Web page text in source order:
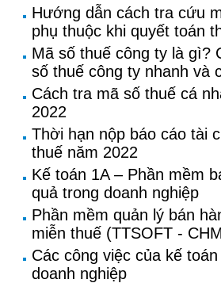
Hướng dẫn cách tra cứu
phụ thuộc khi quyết toán
Mã số thuế công ty là gì?
số thuế công ty nhanh và
Cách tra mã số thuế cá
2022
Thời hạn nộp báo cáo tài
thuế năm 2022
Kế toán 1A – Phần mềm
quả trong doanh nghiệp
Phần mềm quản lý bán
miễn thuế (TTSOFT -
Các công việc của kế
doanh nghiệp